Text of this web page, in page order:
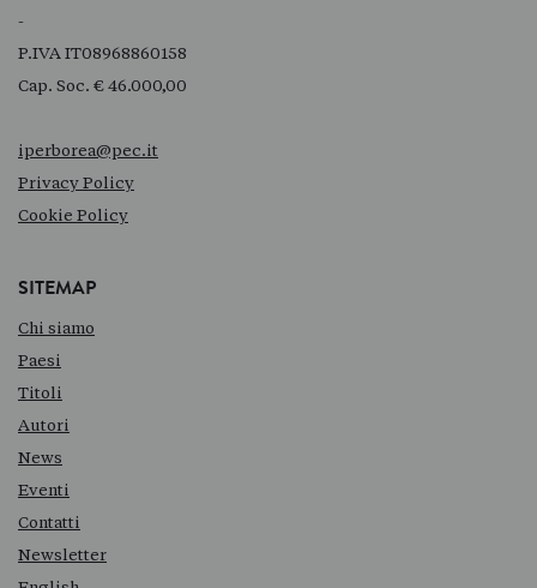
-
P.IVA IT08968860158
Cap. Soc. € 46.000,00
iperborea@pec.it
Privacy Policy
Cookie Policy
SITEMAP
Chi siamo
Paesi
Titoli
Autori
News
Eventi
Contatti
Newsletter